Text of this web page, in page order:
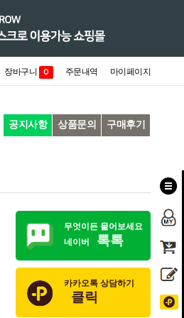
장바구니 0 주문내역 마이페이지
공지사항 상품문의 구매후기
무엇이든 물어보세요
네이버
톡톡
카카오톡 상담하기
클릭